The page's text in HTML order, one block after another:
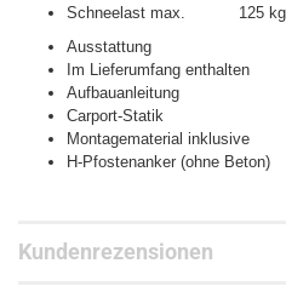
Schneelast max.
125
Ausstattung
Im Lieferumfang enthalten
Aufbauanleitung
Carport-Statik
Montagematerial inklusive
H-Pfostenanker (ohne Beton)
Kundenrezensionen